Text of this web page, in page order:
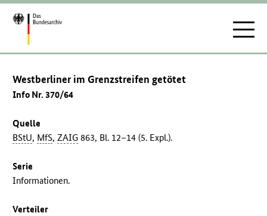
Zur
Westberliner im Grenzstreifen getötet
Info Nr. 370/64
Quelle
BStU, MfS,ZAIG 863, Bl. 12–14 (5. Expl.).
Serie
Informationen.
Verteiler